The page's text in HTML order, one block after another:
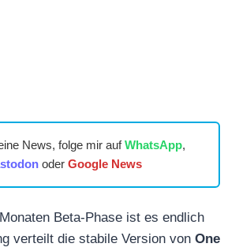
News, folge mir aufWhatsApp,
oder Google News
Beta-Phase ist es endlich
verteilt die stabile Version von One